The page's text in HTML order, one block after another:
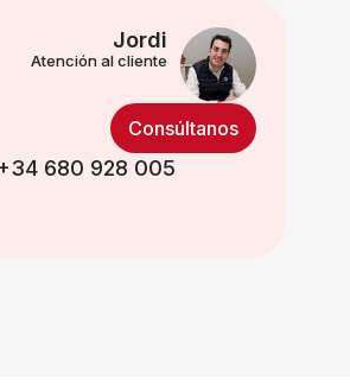
Jordi
Atención al cliente
Consúltanos
680 928 005